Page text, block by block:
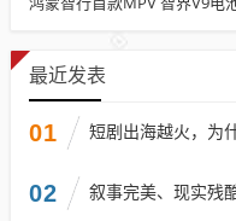
最近发表
01 短剧出海越火，为
02 叙事完美、现实残